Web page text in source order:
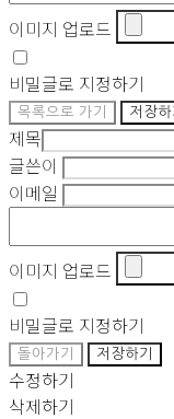
이미지 업로드
비밀글로 지정하기
목록으로 가기 저장하
제목
글쓴이
이메일
이미지 업로드
비밀글로 지정하기
돌아가기 저장하기
수정하기
삭제하기